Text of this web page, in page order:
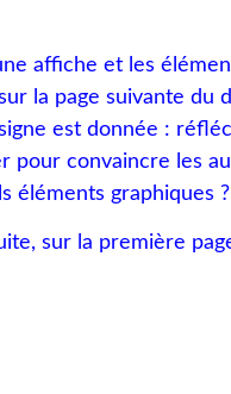
affiche et les
la page suivante du
est donnée :
pour convaincre les
éléments graphiques
sur la première